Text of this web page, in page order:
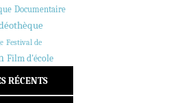
Documentaire
Festival de
Film d'école
RÉCENTS